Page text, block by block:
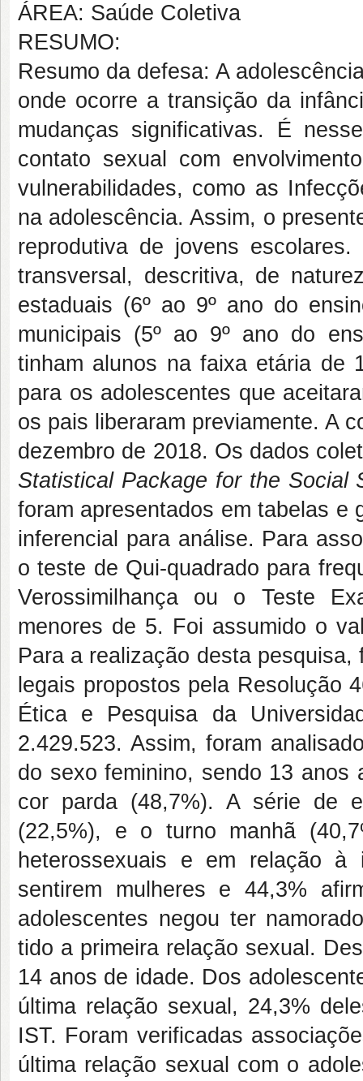
ÁREA: Saúde Coletiva
RESUMO:
Resumo da defesa: A
onde ocorre a transição da
mudanças significativas. É
contato sexual com
vulnerabilidades, como as
na adolescência. Assim, o
reprodutiva de jovens
transversal, descritiva, de
estaduais (6º ao 9º ano do
municipais (5º ao 9º ano do
tinham alunos na faixa etária de
para os adolescentes que
os pais liberaram previamente. A
dezembro de 2018. Os dados
Statistical Package for the Social
foram apresentados em tabelas
inferencial para análise. Para
o teste de Qui-quadrado para
Verossimilhança ou o Teste
menores de 5. Foi assumido o
Para a realização desta
legais propostos pela Resolução
Ética e Pesquisa da
2.429.523. Assim, foram
do sexo feminino, sendo 13 anos
cor parda (48,7%). A série de
(22,5%), e o turno manhã
heterossexuais e em relação à
sentirem mulheres e 44,3%
adolescentes negou ter
tido a primeira relação sexual.
14 anos de idade. Dos
última relação sexual, 24,3%
IST. Foram verificadas
última relação sexual com o